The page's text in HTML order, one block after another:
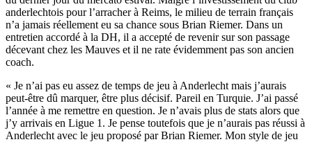
anderlechtois pour l’arracher à Reims, le milieu de terrain français
n’a jamais réellement eu sa chance sous Brian Riemer. Dans un
entretien accordé à la DH, il a accepté de revenir sur son passage
décevant chez les Mauves et il ne rate évidemment pas son ancien
coach.
« Je n’ai pas eu assez de temps de jeu à Anderlecht mais j’aurais
peut-être dû marquer, être plus décisif. Pareil en Turquie. J’ai passé
l’année à me remettre en question. Je n’avais plus de stats alors que
j’y arrivais en Ligue 1. Je pense toutefois que je n’aurais pas réussi à
Anderlecht avec le jeu proposé par Brian Riemer. Mon style de jeu